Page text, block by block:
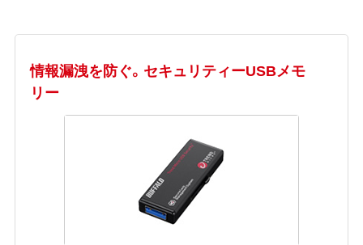
情報漏洩を防ぐ。セキュリティーUSBメモ
リー